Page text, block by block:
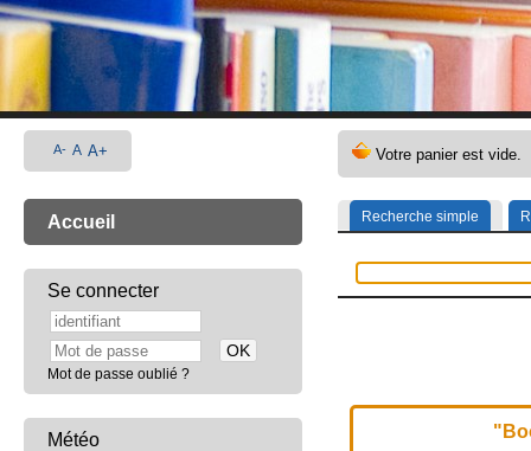
Recherche simple
A- A A+
Accueil
Se connecter
Mot de passe oublié ?
Météo